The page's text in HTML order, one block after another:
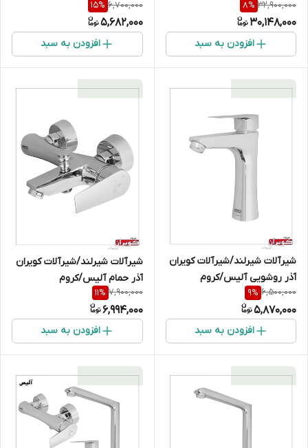
مات
32,900,000
8%
30,148,000
افزودن به سبد
6,700,000
15%
5,682,000
افزودن به سبد
شیرآلات شیرلند/شیرآلات کویران
آذر روشویی آلیس/کروم
6,500,000
9%
5,870,000
افزودن به سبد
شیرآلات شیرلند/شیرآلات کویران
آذر حمام آلیس/کروم
7,900,000
11%
6,994,000
افزودن به سبد